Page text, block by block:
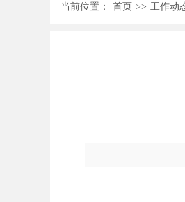
当前位置： 首页 >> 工作动